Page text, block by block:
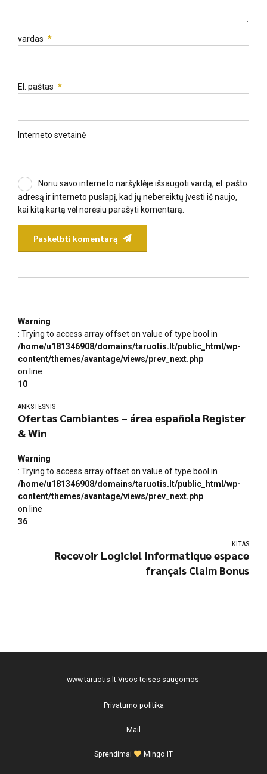
vardas *
El. paštas *
Interneto svetainė
Noriu savo interneto naršyklėje išsaugoti vardą, el. pašto
adresą ir interneto puslapį, kad jų nebereiktų įvesti iš naujo,
kai kitą kartą vėl norėsiu parašyti komentarą.
Paskelbti komentarą
Warning
: Trying to access array offset on value of type bool in
/home/u181346908/domains/taruotis.lt/public_html/wp-
content/themes/avantage/views/prev_next.php
on line
10
ANKSTESNIS
Ofertas Cambiantes – área española Register
& Win
Warning
: Trying to access array offset on value of type bool in
/home/u181346908/domains/taruotis.lt/public_html/wp-
content/themes/avantage/views/prev_next.php
on line
36
KITAS
Recevoir Logiciel Informatique espace
français Claim Bonus
www.taruotis.ltVisos teisės saugomos.
Privatumo politika
Mail
Sprendimai Mingo IT